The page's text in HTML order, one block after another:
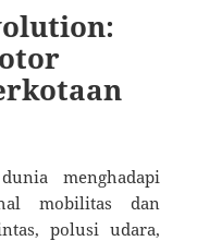
menghadapi
mobilitas dan
polusi udara,